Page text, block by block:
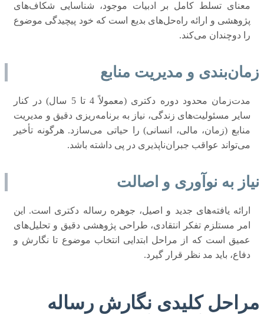
معنای تسلط کامل بر ادبیات موجود، شناسایی شکاف‌های
پژوهشی و ارائه راه‌حل‌های بدیع است که خود پیچیدگی موضوع
را دوچندان می‌کند.
زمان‌بندی و مدیریت منابع
مدت‌زمان محدود دوره دکتری (معمولاً 4 تا 5 سال) در کنار
سایر مسئولیت‌های زندگی، نیاز به برنامه‌ریزی دقیق و مدیریت
منابع (زمان، مالی، انسانی) را حیاتی می‌سازد. هرگونه تأخیر
می‌تواند عواقب جبران‌ناپذیری در پی داشته باشد.
نیاز به نوآوری و اصالت
ارائه یافته‌های جدید و اصیل، جوهره رساله دکتری است. این
امر مستلزم تفکر انتقادی، طراحی پژوهشی دقیق و تحلیل‌های
عمیق است که از مراحل ابتدایی انتخاب موضوع تا نگارش و
دفاع، باید مد نظر قرار گیرد.
مراحل کلیدی نگارش رساله